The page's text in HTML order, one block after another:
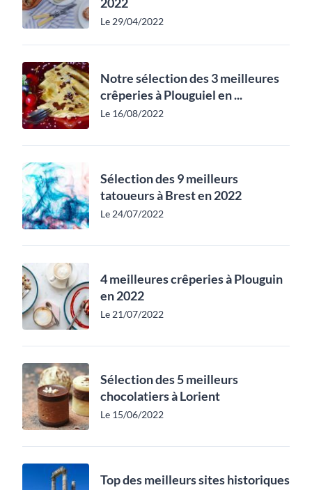
Le 29/04/2022
Notre sélection des 3 meilleures
crêperies à Plouguiel en ...
Le 16/08/2022
Sélection des 9 meilleurs
tatoueurs à Brest en 2022
Le 24/07/2022
4 meilleures crêperies à Plouguin
en 2022
Le 21/07/2022
Sélection des 5 meilleurs
chocolatiers à Lorient
Le 15/06/2022
Top des meilleurs sites historiques